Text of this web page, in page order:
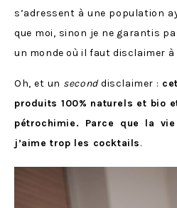
s’adressent à une population
que moi, sinon je ne garantis
un monde où il faut disclaimer
Oh, et un seconddisclaimer :
produits 100% naturels et bio
pétrochimie. Parce que la
j’aime trop les cocktails.